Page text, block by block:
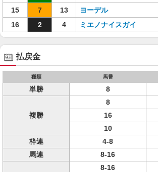
15
7 13 ヨーデル
16
2 4 ミエノナイスガイ
払戻金
種類 馬番
単勝 8
複勝
8
16
10
枠連
4-8
馬連
8-16
8-16